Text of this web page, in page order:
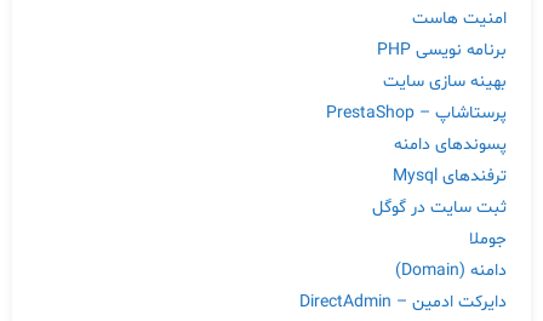
امنیت هاست
برنامه نویسی PHP
بهینه سازی سایت
پرستاشاپ – PrestaShop
پسوندهای دامنه
ترفندهای Mysql
ثبت سایت در گوگل
جوملا
دامنه (Domain)
دایرکت ادمین – DirectAdmin